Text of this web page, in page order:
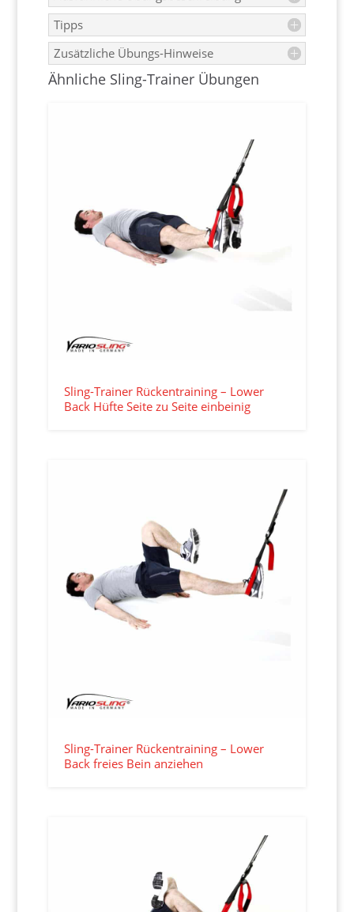
Tipps
Zusätzliche Übungs-Hinweise
Ähnliche Sling-Trainer Übungen
Sling-Trainer Rückentraining – Lower
Back Hüfte Seite zu Seite einbeinig
Sling-Trainer Rückentraining – Lower
Back freies Bein anziehen